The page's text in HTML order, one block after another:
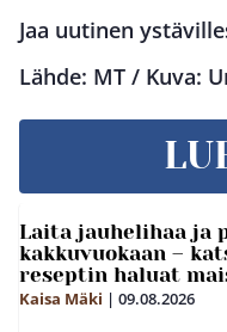
Jaa uutinen
Lähde: MT / Kuva:
Laita jauhelihaa ja
kakkuvuokaan –
reseptin haluat
Kaisa Mäki | 09.08.2026